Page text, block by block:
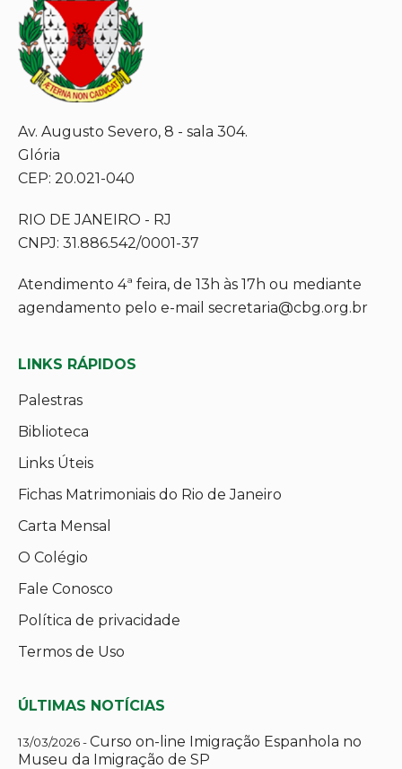
Av. Augusto Severo, 8 - sala 304.
Glória
CEP: 20.021-040
RIO DE JANEIRO - RJ
CNPJ: 31.886.542/0001-37
Atendimento 4ª feira, de 13h às 17h ou mediante
agendamento pelo e-mail secretaria@cbg.org.br
LINKS RÁPIDOS
Palestras
Biblioteca
Links Úteis
Fichas Matrimoniais do Rio de Janeiro
Carta Mensal
O Colégio
Fale Conosco
Política de privacidade
Termos de Uso
ÚLTIMAS NOTÍCIAS
13/03/2026 -Curso on-line Imigração Espanhola no
Museu da Imigração de SP